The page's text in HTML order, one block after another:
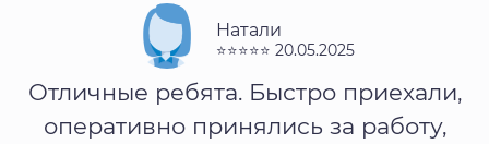
Натали
⭐⭐⭐⭐⭐ 20.05.2025
Отличные ребята. Быстро приехали,
оперативно принялись за работу,